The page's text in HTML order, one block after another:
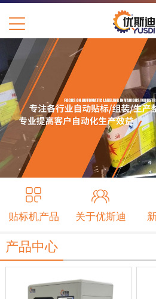
贴标机产品 关于优斯迪
产品中心